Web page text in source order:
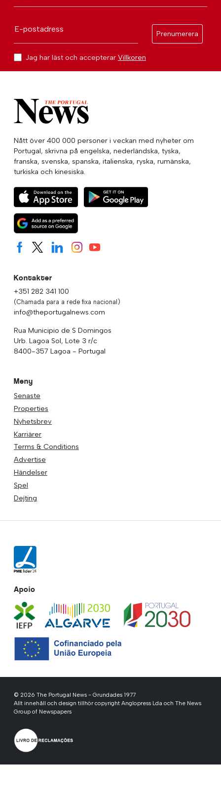
E-postadress
Prenumerera
Jag har läst och accepterar Villkoren
Nått över 400 000 personer i veckan med nyheter om
Portugal, skrivna på engelska, nederländska, tyska,
franska, svenska, spanska, italienska, ryska, rumänska,
turkiska och kinesiska.
Kontakter
+351 282 341 100
(Chamada para a rede fixa nacional)
info@theportugalnews.com
Rua Municipio de S Domingos
Urb. Lagoa Sol, Lote 3 r/c
8400-357 Lagoa - Portugal
Meny
Senaste
Properties
Nyhetsbrev
Karriärer
Terms & Conditions
Advertise
Händelser
Spel
Dejting
Apoio
© 2026 The Portugal News - Grundades 1977
Allt innehåll och design tillhör copyright Anglopress Lda och The News
Group of Newspapers